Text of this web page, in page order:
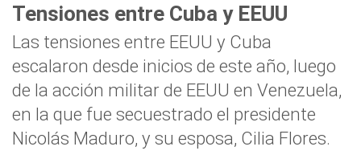
Tensiones entre Cuba y EEUU
Las tensiones entre EEUU y Cuba
escalaron desde inicios de este año, luego
de la acción militar de EEUU en Venezuela,
en la que fue secuestrado el presidente
Nicolás Maduro, y su esposa, Cilia Flores.